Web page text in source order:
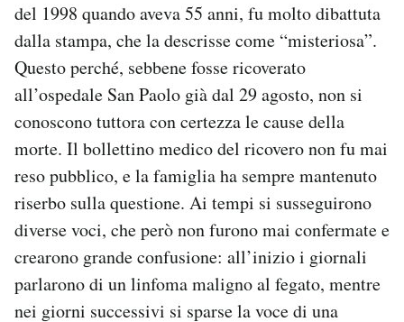
del 1998 quando aveva 55 anni, fu molto dibattuta
dalla stampa, che la descrisse come “misteriosa”.
Questo perché, sebbene fosse ricoverato
all’ospedale San Paolo già dal 29 agosto, non si
conoscono tuttora con certezza le cause della
morte. Il bollettino medico del ricovero non fu mai
reso pubblico, e la famiglia ha sempre mantenuto
riserbo sulla questione. Ai tempi si susseguirono
diverse voci, che però non furono mai confermate e
crearono grande confusione: all’inizio i giornali
parlarono di un linfoma maligno al fegato, mentre
nei giorni successivi si sparse la voce di una